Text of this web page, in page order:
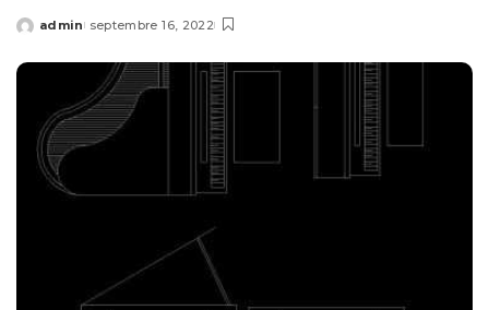
Posted
admin septembre 16, 2022